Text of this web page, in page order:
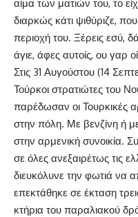
αίμα των ματιών του, το
διαρκώς κάτι ψιθύριζε,
περιοχή του. Ξέρεις εσύ,
άγιε, άφες αυτοίς, ου γαρ
Στις 31 Αυγούστου (14
Τούρκοι στρατιώτες του
παρέδωσαν οι Τουρκικές
στην πόλη. Με βενζίνη ή
στην αρμενική συνοικία.
σε όλες ανεξαιρέτως τις
διευκόλυνε την φωτιά να
επεκτάθηκε σε έκταση
κτήρια του παραλιακού